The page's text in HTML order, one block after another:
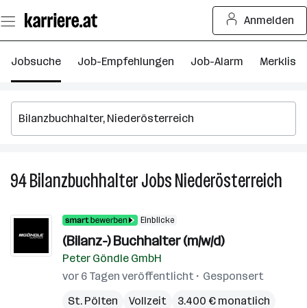
Seiteninhalt
springen
Anmelden
Jobsuche Job-Empfehlungen Job-Alarm Merkliste
94BilanzbuchhalterJobsNiederösterreich
Einblicke
(Bilanz-) Buchhalter (m/w/d)
Peter Göndle GmbH
vor 6 Tagen veröffentlicht
Gesponsert
St. Pölten
Vollzeit 3.400 € monatlich